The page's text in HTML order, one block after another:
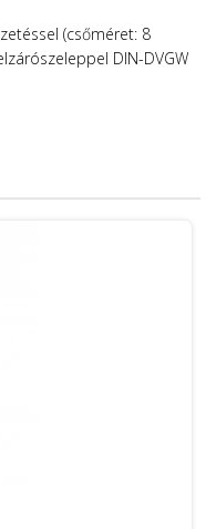
(csőméret: 8
DIN-DVGW